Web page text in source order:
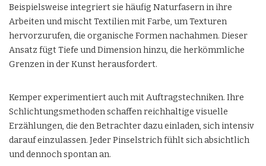
Beispielsweise integriert sie häufig Naturfasern in ihre
Arbeiten und mischt Textilien mit Farbe, um Texturen
hervorzurufen, die organische Formen nachahmen. Dieser
Ansatz fügt Tiefe und Dimension hinzu, die herkömmliche
Grenzen in der Kunst herausfordert.
Kemper experimentiert auch mit Auftragstechniken. Ihre
Schlichtungsmethoden schaffen reichhaltige visuelle
Erzählungen, die den Betrachter dazu einladen, sich intensiv
darauf einzulassen. Jeder Pinselstrich fühlt sich absichtlich
und dennoch spontan an.